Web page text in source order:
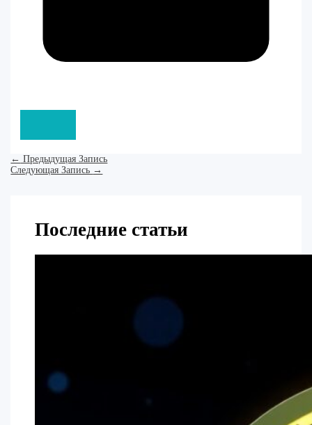
← Предыдущая Запись
Следующая Запись →
Последние статьи